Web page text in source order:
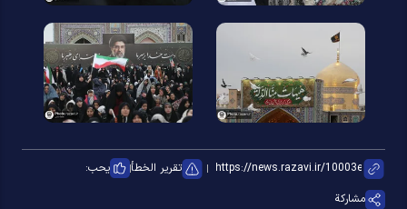
تقرير الخطأ
يحب:
مشاركة